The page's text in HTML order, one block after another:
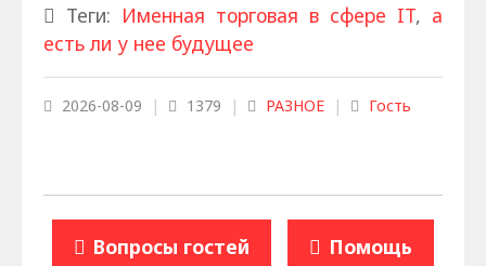
Теги: Именная торговая в сфере IT, а
есть ли у нее будущее
2026-08-09 | 1379 | РАЗНОЕ | Гость
Вопросы гостей Помощь